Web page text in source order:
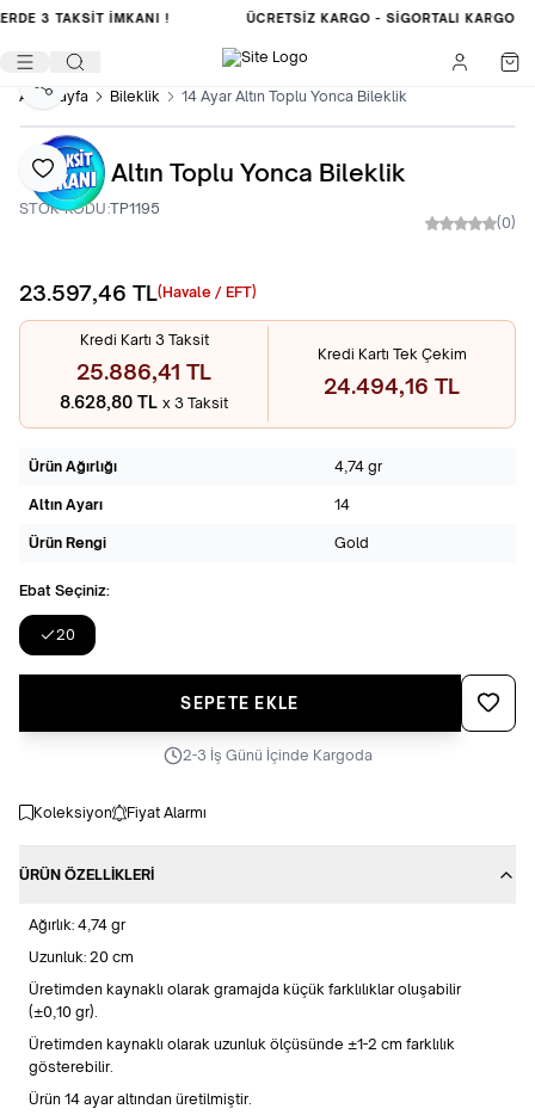
3 TAKSİT İMKANI ! ÜCRETSIZ KARGO - SIGORTALI KARGO
Ana Sayfa Bileklik 14 Ayar Altın Toplu Yonca Bileklik
Favoriye Ekle
Paylaş
14 Ayar Altın Toplu Yonca Bileklik
STOK KODU:TP1195
(0)
23.597,46 TL(Havale / EFT)
Kredi Kartı 3 Taksit
25.886,41 TL
8.628,80 TL x 3 Taksit
Kredi Kartı Tek Çekim
24.494,16 TL
Ürün Ağırlığı 4,74 gr
Altın Ayarı 14
Ürün Rengi Gold
Ebat Seçiniz:
20
SEPETE EKLE
2-3 İş Günü İçinde Kargoda
Koleksiyon Fiyat Alarmı
ÜRÜN ÖZELLIKLERI
Ağırlık: 4,74 gr
Uzunluk: 20 cm
Üretimden kaynaklı olarak gramajda küçük farklılıklar oluşabilir
(±0,10 gr).
Üretimden kaynaklı olarak uzunluk ölçüsünde ±1-2 cm farklılık
gösterebilir.
Ürün 14 ayar altından üretilmiştir.